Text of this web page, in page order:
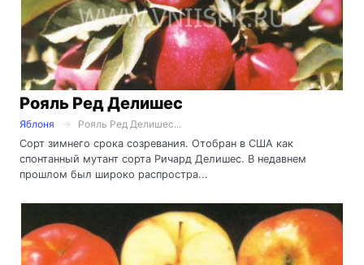
Рояль Ред Делишес
Яблоня
Рояль Ред Делишес...
Сорт зимнего срока созревания. Отобран в США как
спонтанный мутант сорта Ричард Делишес. В недавнем
прошлом был широко распростра...